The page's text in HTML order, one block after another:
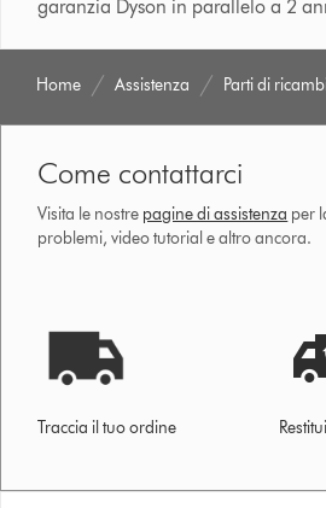
garanzia Dyson in parallelo a 2
Home Assistenza Parti di
Come contattarci
Visita le nostre pagine di assistenza per
problemi, video tutorial e altro ancora.
Traccia il tuo ordine